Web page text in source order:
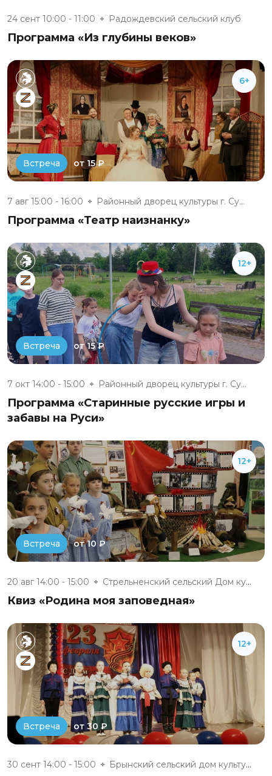
24 сент 10:00 - 11:00 Радождевский сельский клуб
Программа «Из глубины веков»
6+
Встреча от 15 ₽
7 авг 15:00 - 16:00 Районный дворец культуры г. Су...
Программа «Театр наизнанку»
12+
Встреча от 15 ₽
7 окт 14:00 - 15:00 Районный дворец культуры г. Су...
Программа «Старинные русские игры и
забавы на Руси»
12+
Встреча от 10 ₽
20 авг 14:00 - 15:00 Стрельненский сельский Дом кул...
Квиз «Родина моя заповедная»
12+
Встреча от 30 ₽
30 сент 14:00 - 15:00 Брынский сельский дом культуры